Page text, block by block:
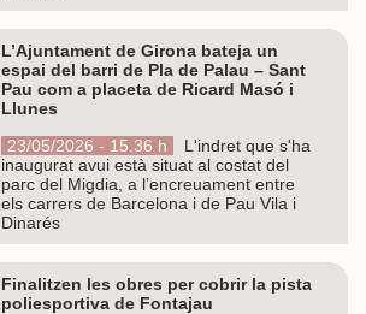
L’Ajuntament de Girona bateja un
espai del barri de Pla de Palau – Sant
Pau com a placeta de Ricard Masó i
Llunes
23/05/2026 - 15.36 h
L'indret que s'ha
inaugurat avui està situat al costat del
parc del Migdia, a l’encreuament entre
els carrers de Barcelona i de Pau Vila i
Dinarés
Finalitzen les obres per cobrir la pista
poliesportiva de Fontajau